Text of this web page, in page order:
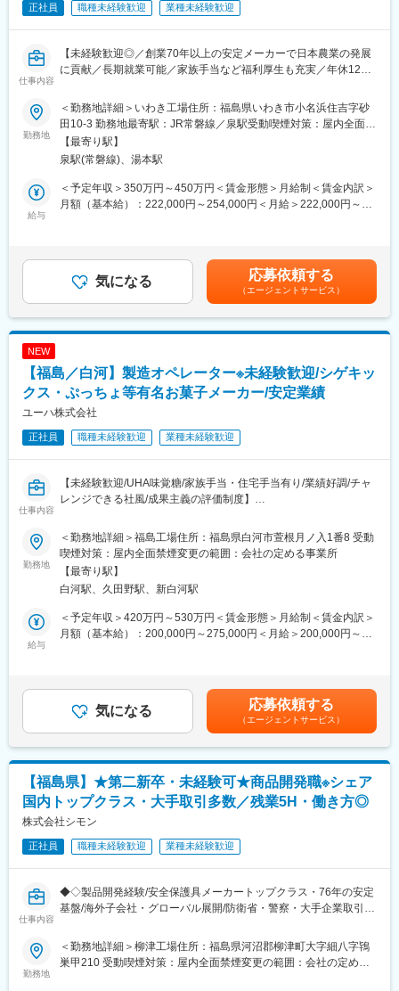
・作業服・安全靴の貸与
■企業の特徴/魅力：
創業昭和43年、木材製品の製造・販売で業界内の高い信頼を獲
同ポジションではパーティクルボードや合板、木製品の製造・販
売を行う現場を支え、生産管理部門として製造活動全体をサポー
トいただくことを想定しています。
変更の範囲：会社の定める業務
正社員 職種未経験歓迎 業種未経験歓迎
仕事内容
【未経験歓迎◎／創業70年以上の安定メーカーで日本農業の発展
に貢献／長期就業可能／家族手当など福利厚生も充実／年休121
商社機能を有する数少ない肥料メーカーとして、農業生産者様の
さまざまなニーズに応える肥料や農業資材等を調達／生産してい
る当社において、いわき工場での生産管理および工場事務として
ご活躍いただきます。
■具体的には：
・製造段取り策定（製造指示書、製造スケジュールなど）
・分析研究等の補助
・繁忙期の現場作業補助 ※繁忙期：12～5月（年によって変動）
・製造記録等のシステム入力
いわき工場製造課（14名）：事務職6名、現場職7名、分析1名
■魅力：
・商社機能を有する数少ない肥料メーカーであり安定性の高い事
・強固な海外ネットワークにより優れた調達力
コスト／品質ともに優れた農業関連資材や原料を調達でき、お客
・基本土日祝休の年休121日
※祝日のある週に土曜出勤が年6回ほど発生いたします。
・福利厚生も充実
扶養家族手当（お子さん1名につき9,000円/月）、主任手当
（10,000円/月）
産前産後休暇、子の看護等休暇、介護休暇 など
ライフステージに合わせた福利厚生を整えております。
勤務地
＜勤務地詳細＞いわき工場住所：福島県いわき市小名浜住吉字砂
田10-3 勤務地最寄駅：JR常磐線／泉駅受動喫煙対策：屋内全面禁
煙【最寄り駅】
泉駅(常磐線)、湯本駅
給与
＜予定年収＞350万円～450万円＜賃金形態＞月給制＜賃金内訳＞
月額（基本給）：222,000円～254,000円＜月給＞222,000円～
給の約3.5ヶ月（初年度は出勤係数に応じて支給額を減算）賃金は
あくまでも目安の金額であり、選考を通じて上下する可能性があ
ります。月給(月額)は固定手当を含めた表記です。
気になる 応募依頼する
（エージェントサービス）
NEW
【福島／白河】製造オペレーター※未経験歓迎/シゲキッ
クス・ぷっちょ等有名お菓子メーカー/安定業績
ユーハ株式会社
正社員 職種未経験歓迎 業種未経験歓迎
仕事内容
【未経験歓迎/UHA味覚糖/家族手当・住宅手当有り/業績好調/チャ
レンジできる社風/成果主義の評価制度】
「シゲキックス」「ぷっちょ」有名お菓子メーカーでの製造ライ
ン業務を担当していただきます。
■業務詳細：
・機械やシステムの立ち上げとその後の管理
・原材料や資材の発注、管理
・効率的な製造を実現するための改善活動
・製造ラインで働くパートスタッフの教育・シフト管理 など
◇家族手当あり
配偶者12,000円 第一子6,000円
◇住宅手当あり
担当ラインによって勤務時間が変わります。
勤務パターン例：
08:30～17:15
00:00～08:45
◎経営理念「おいしさは、やさしさ」
おいしいものは、カラダにいい。カラダにいいものはおいしい。
を選んでもっと健康になります。健康に、おいしくないものは不
向きです。より一層の健康と美しさのため、UHA味覚糖の製品は
勤務地
＜勤務地詳細＞福島工場住所：福島県白河市萱根月ノ入1番8 受動
喫煙対策：屋内全面禁煙変更の範囲：会社の定める事業所
【最寄り駅】
白河駅、久田野駅、新白河駅
給与
＜予定年収＞420万円～530万円＜賃金形態＞月給制＜賃金内訳＞
月額（基本給）：200,000円～275,000円＜月給＞200,000円～
でも目安の金額であり、選考を通じて上下する可能性がありま
す。月給(月額)は固定手当を含めた表記です。
気になる 応募依頼する
（エージェントサービス）
【福島県】★第二新卒・未経験可★商品開発職※シェア
国内トップクラス・大手取引多数／残業5H・働き方◎
株式会社シモン
正社員 職種未経験歓迎 業種未経験歓迎
仕事内容
◆◇製品開発経験/安全保護具メーカートップクラス・76年の安定
基盤/海外子会社・グローバル展開/防衛省・警察・大手企業取引
＼おすすめポイント／
★安全靴の開発だけでなく、機械保守や品質管理などに取り組め
勤務地
＜勤務地詳細＞柳津工場住所：福島県河沼郡柳津町大字細八字鴇
巣甲210 受動喫煙対策：屋内全面禁煙変更の範囲：会社の定める